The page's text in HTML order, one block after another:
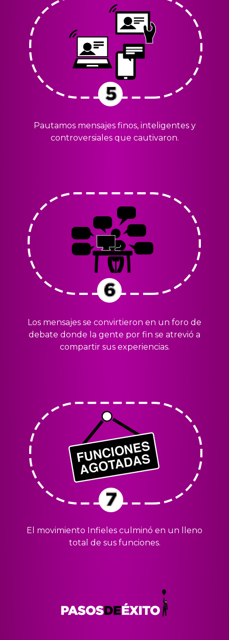
Pautamos mensajes finos, inteligentes y
controversiales que cautivaron.
Los mensajes se convirtieron en un foro de
debate donde la gente por fin se atrevió a
compartir sus experiencias.
El movimiento Infieles culminó en un lleno
total de sus funciones.